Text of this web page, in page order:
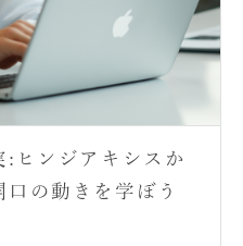
:ヒンジアキシスか
の動きを学ぼう